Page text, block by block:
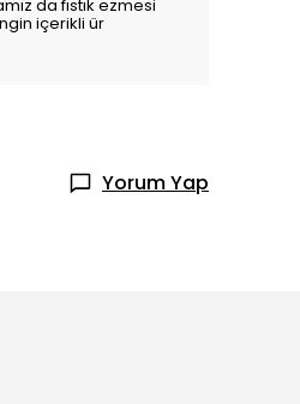
da fıstık ezmesi
içerikli ür
Yorum Yap